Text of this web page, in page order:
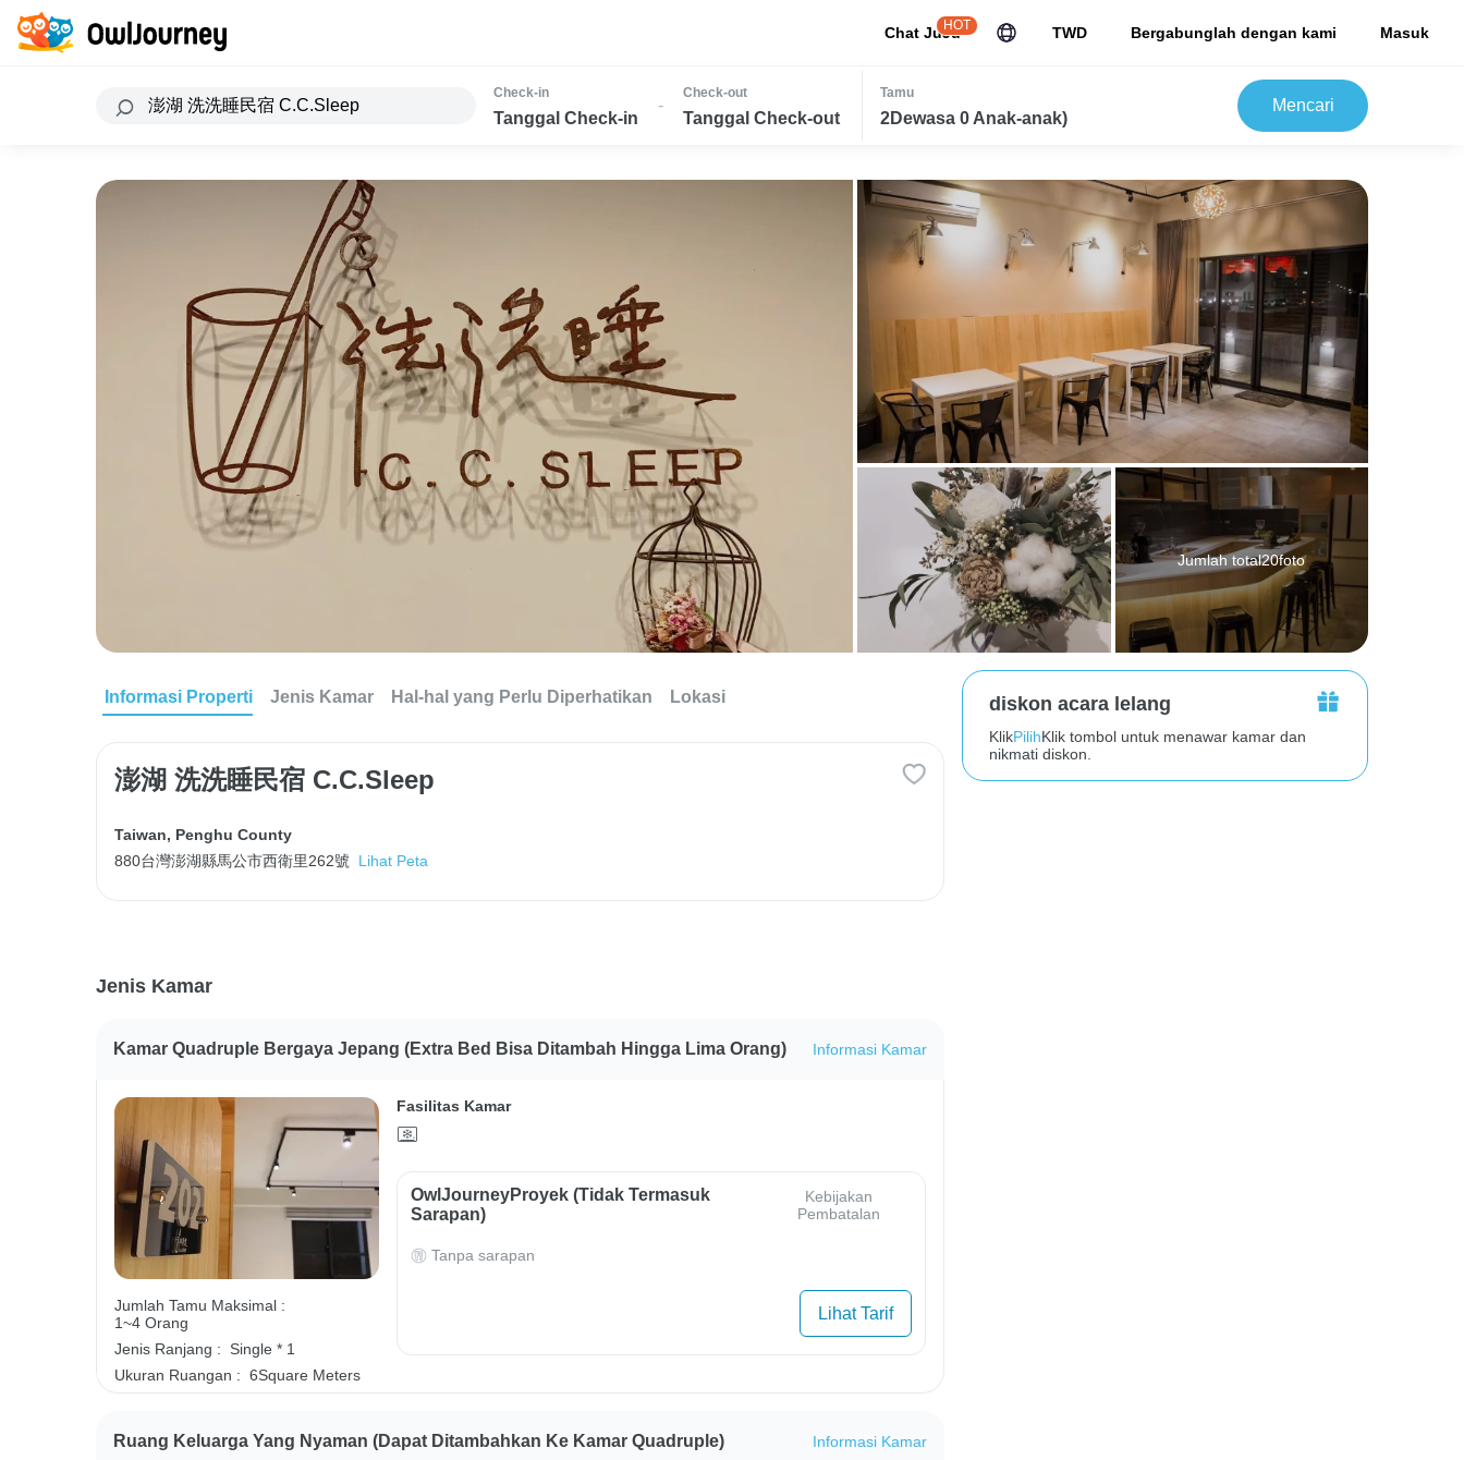
Chat JuJu
HOT TWD Bergabunglah dengan kami Masuk
Check-in
Tanggal Check-in
-
Check-out
Tanggal Check-out
Tamu
2Dewasa 0 Anak-anak)
Mencari
Jumlah total20foto
Informasi Properti Jenis Kamar Hal-hal yang Perlu Diperhatikan Lokasi
澎湖 洗洗睡民宿 C.C.Sleep
Taiwan, Penghu County
880台灣澎湖縣馬公市西衛里262號
Lihat Peta
Jenis Kamar
Kamar Quadruple Bergaya Jepang (extra Bed Bisa Ditambah Hingga Lima Orang) Informasi Kamar
Jumlah Tamu Maksimal :
1~4 Orang
Jenis Ranjang :
Single * 1
Ukuran Ruangan : 6Square Meters
Fasilitas Kamar
OwlJourneyProyek (Tidak Termasuk
Sarapan)
Kebijakan
Pembatalan
Tanpa sarapan
Lihat Tarif
Ruang Keluarga Yang Nyaman (dapat Ditambahkan Ke Kamar Quadruple) Informasi Kamar
diskon acara lelang
KlikPilihKlik tombol untuk menawar kamar dan
nikmati diskon.